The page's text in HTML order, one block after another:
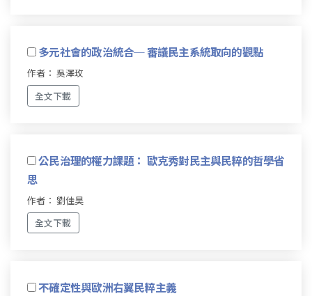
多元社會的政治統合─ 審議民主系統取向的觀點
作者： 吳澤玫
全文下載
公民治理的權力課題： 歐克秀對民主與民粹的哲學省
思
作者： 劉佳昊
全文下載
不確定性與歐洲右翼民粹主義